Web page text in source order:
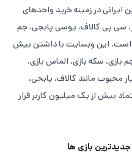
ایرانی در زمینه خرید واحدهای
سی پی کالاف، یوسی پابجی، جم
است. این وبسایت با داشتن بیش
بازی، سکه بازی، الماس بازی،
محبوب مانند کالاف، پابجی،
بیش از یک میلیون کاربر قرار
جدیدترین بازی ها